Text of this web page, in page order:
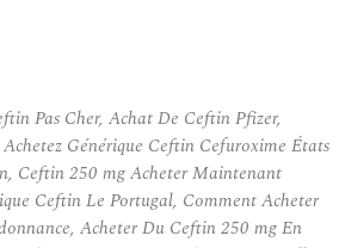
Pas Cher, Achat De Ceftin Pfizer,
Générique Ceftin Cefuroxime États
Ceftin 250 mg Acheter Maintenant
Ceftin Le Portugal, Comment Acheter
Acheter Du Ceftin 250 mg En